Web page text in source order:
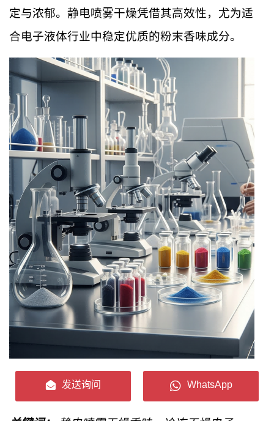
定与浓郁。静电喷雾干燥凭借其高效性，尤为适
合电子液体行业中稳定优质的粉末香味成分。
一个创新、专业且精准的风味科学香氛实验室
发送询问 WhatsApp